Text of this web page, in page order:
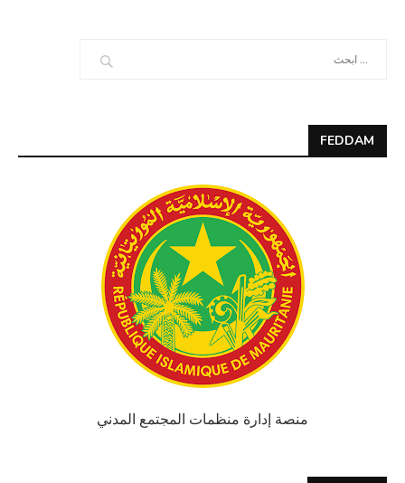
FEDDAM
منصة إدارة منظمات المجتمع المدني